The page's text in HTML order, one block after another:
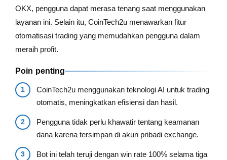
OKX, pengguna dapat merasa tenang saat menggunakan
layanan ini. Selain itu, CoinTech2u menawarkan fitur
otomatisasi trading yang memudahkan pengguna dalam
meraih profit.
Poin penting
CoinTech2u menggunakan teknologi AI untuk trading
otomatis, meningkatkan efisiensi dan hasil.
Pengguna tidak perlu khawatir tentang keamanan
dana karena tersimpan di akun pribadi exchange.
Bot ini telah teruji dengan win rate 100% selama tiga